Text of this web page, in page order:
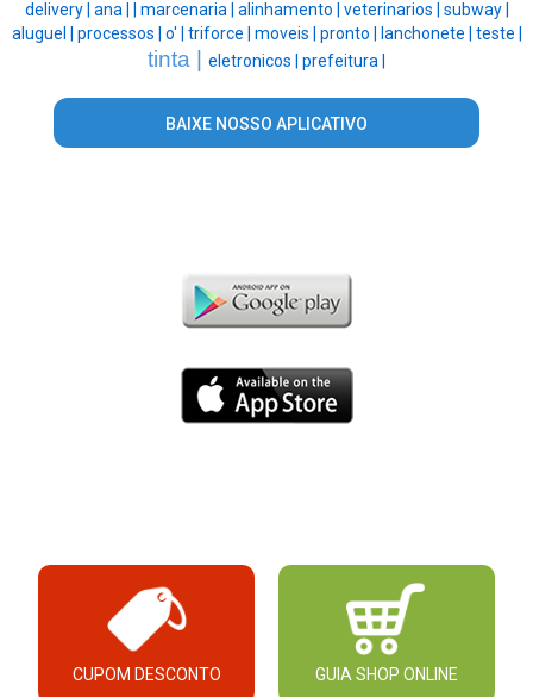
delivery | ana | marcenaria | alinhamento | veterinarios | subway |
aluguel | processos | o' | triforce | moveis | pronto | lanchonete | teste |
tinta | eletronicos | prefeitura |
BAIXE NOSSO APLICATIVO
CUPOM DESCONTO GUIA SHOP ONLINE